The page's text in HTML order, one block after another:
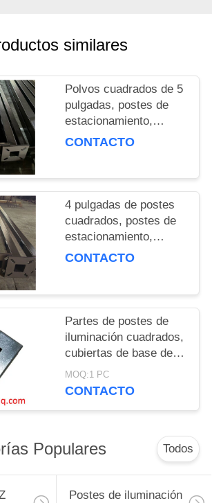
similares
Polvos cuadrados de 5
pulgadas, postes de
estacionamiento,
postes de luz, postes
CONTACTO
4 pulgadas de postes
cuadrados, postes de
estacionamiento,
postes de luz, postes
CONTACTO
Partes de postes de
iluminación cuadrados,
cubiertas de base de
postes de iluminación
cuadrados, pernos de
iluminación
MOQ:1 PC
CONTACTO
Populares Todos
Postes de iluminación